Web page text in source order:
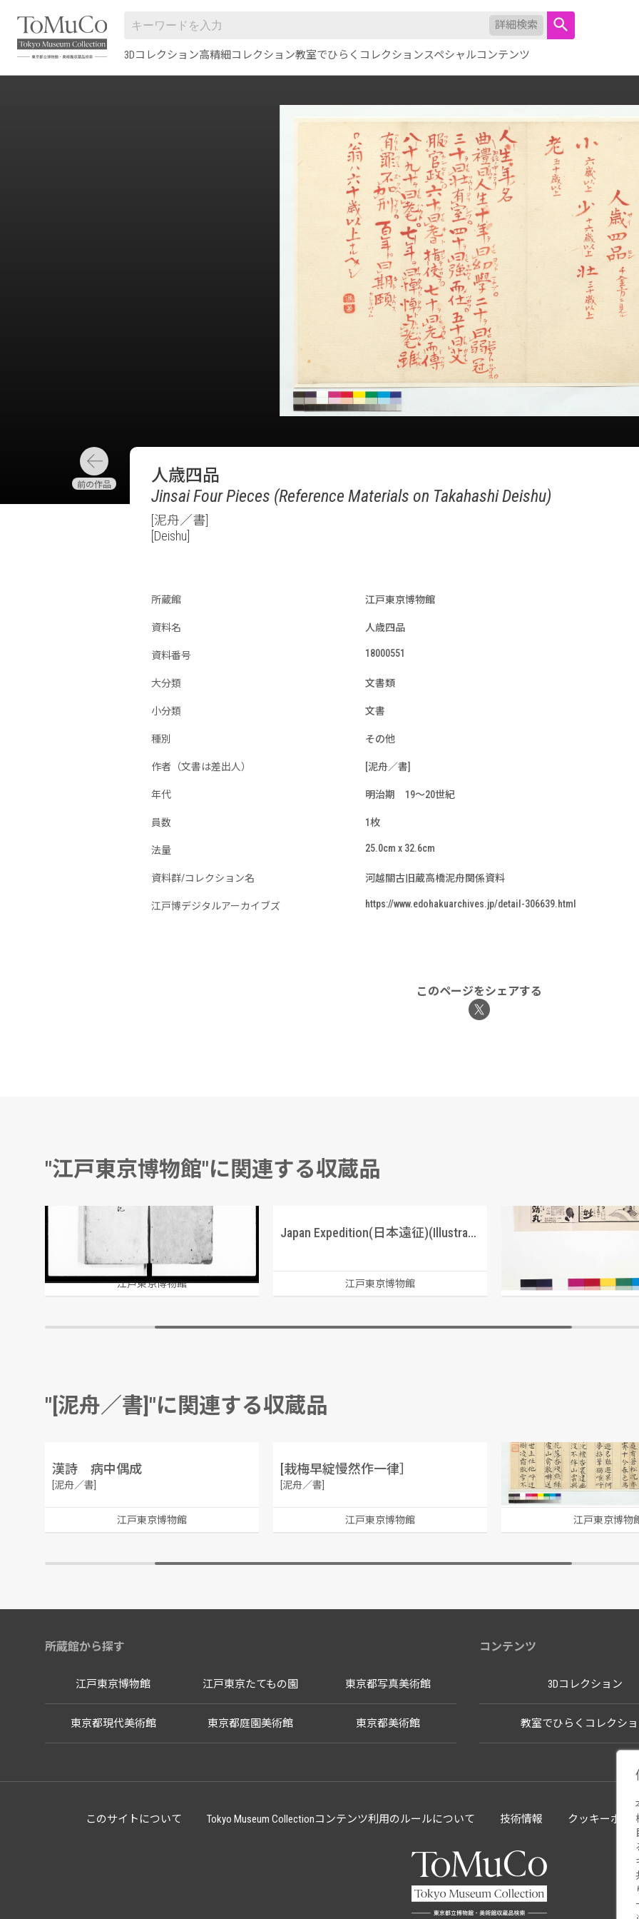
詳細検索
3Dコレクション高精細コレクション教室でひらくコレクションスペシャルコンテンツ
人歳四品
Jinsai Four Pieces (Reference Materials on Takahashi Deishu)
[泥舟／書]
[Deishu]
所蔵館 江戸東京博物館
資料名 人歳四品
資料番号 18000551
大分類 文書類
小分類 文書
種別 その他
作者（文書は差出人） [泥舟／書]
年代 明治期 19～20世紀
員数 1枚
法量 25.0cm x 32.6cm
資料群/コレクション名 河越關古旧蔵高橋泥舟関係資料
江戸博デジタルアーカイブズ https://www.edohakuarchives.jp/detail-306639.html
このページをシェアする
"江戸東京博物館"に関連する収蔵品
公儀要鑑記
江戸東京博物館
Japan Expedition(日本遠征)(Illustrated News(1853年))
江戸東京博物館
「守妙」「立効丸」
江戸東京博物
"[泥舟／書]"に関連する収蔵品
漢詩 病中偶成
[泥舟／書]
江戸東京博物館
[栽梅早綻慢然作一律］
[泥舟／書]
江戸東京博物館
移家山里偶有此作
[泥舟／書]
江戸東京博物
所蔵館から探す
江戸東京博物館 江戸東京たてもの園 東京都写真美術館
東京都現代美術館 東京都庭園美術館 東京都美術館
コンテンツ
3Dコレクション
教室でひらくコレクシ
このサイトについて Tokyo Museum Collectionコンテンツ利用のルールについて 技術情報 クッキーポリ